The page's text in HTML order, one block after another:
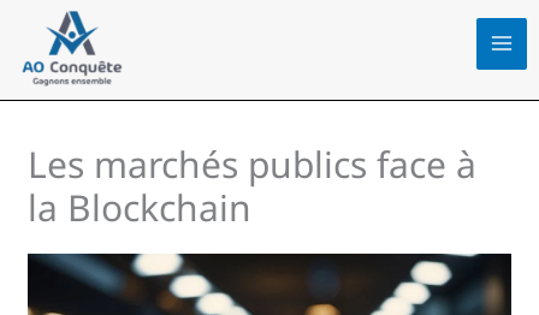
contenu
Les marchés publics face à
la Blockchain